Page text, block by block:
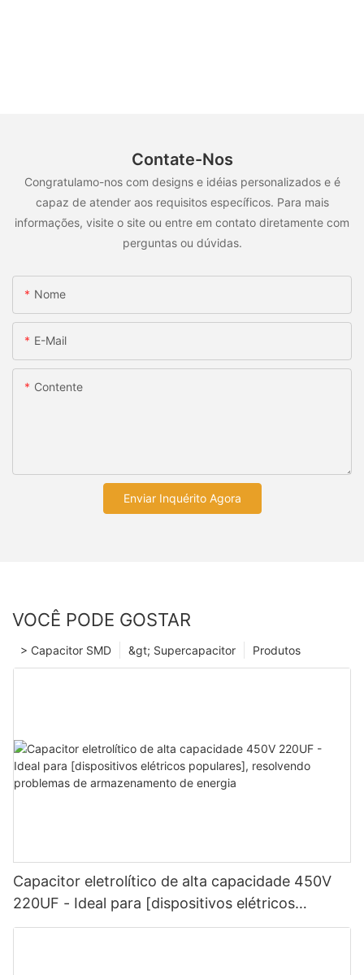
Contate-Nos
Congratulamo-nos com designs e idéias personalizados e é
capaz de atender aos requisitos específicos. Para mais
informações, visite o site ou entre em contato diretamente com
perguntas ou dúvidas.
Nome
E-Mail
Contente
Enviar Inquérito Agora
VOCÊ PODE GOSTAR
Produtos
&gt; Supercapacitor
> Capacitor SMD
Capacitor eletrolítico de alta capacidade 450V
220UF - Ideal para [dispositivos elétricos
populares], resolvendo problemas de